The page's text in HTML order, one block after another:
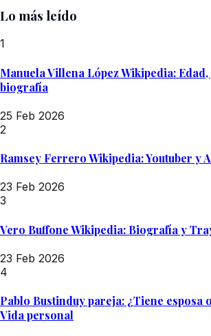
Lo más leído
1
Manuela Villena López Wikipedia:
biografía
25 Feb 2026
2
Ramsey Ferrero Wikipedia: Youtuber y
23 Feb 2026
3
Vero Buffone Wikipedia: Biografía y
23 Feb 2026
4
Pablo Bustinduy pareja: ¿Tiene esposa
Vida personal